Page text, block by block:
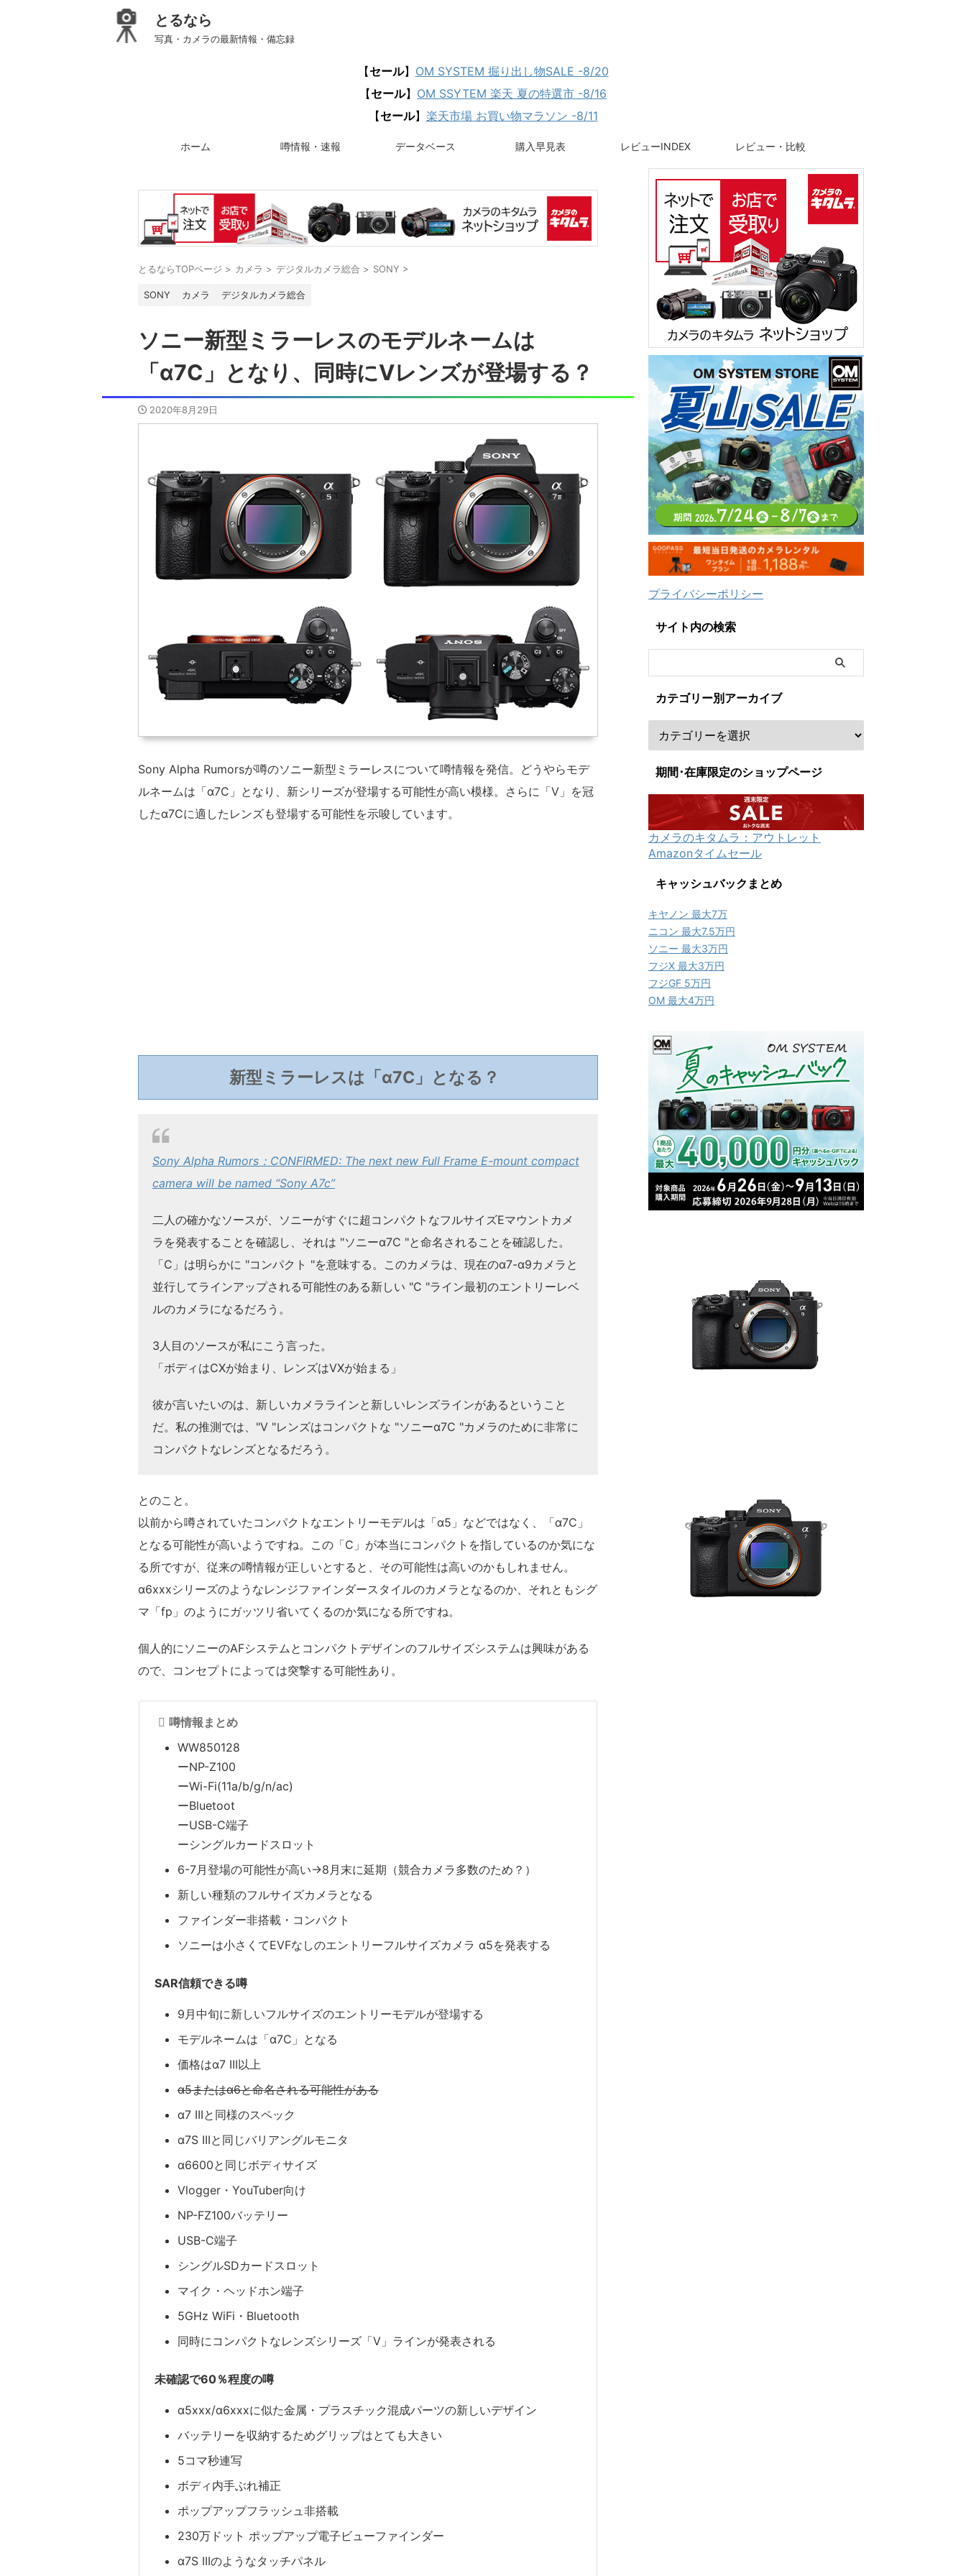
とるなら
写真・カメラの最新情報・備忘録
【セール】 OM SYSTEM 掘り出し物SALE -8/20
【セール】 OM SSYTEM 楽天 夏の特選市 -8/16
【セール】 楽天市場 お買い物マラソン -8/11
ホーム 噂情報・速報 データベース 購入早見表 レビューINDEX レビュー・比較
とるならTOPページ > カメラ > デジタルカメラ総合 > SONY >
SONY カメラ デジタルカメラ総合
ソニー新型ミラーレスのモデルネームは
「α7C」となり、同時にVレンズが登場する？
2020年8月29日
Sony Alpha Rumorsが噂のソニー新型ミラーレスについて噂情報を発信。どうやらモデ
ルネームは「α7C」となり、新シリーズが登場する可能性が高い模様。さらに「V」を冠
したα7Cに適したレンズも登場する可能性を示唆しています。
新型ミラーレスは「α7C」となる？
Sony Alpha Rumors：CONFIRMED: The next new Full Frame E-mount compact
camera will be named “Sony A7c”
二人の確かなソースが、ソニーがすぐに超コンパクトなフルサイズEマウントカメ
ラを発表することを確認し、それは "ソニーα7C "と命名されることを確認した。
「C」は明らかに "コンパクト "を意味する。このカメラは、現在のα7-α9カメラと
並行してラインアップされる可能性のある新しい "C "ライン最初のエントリーレベ
ルのカメラになるだろう。
3人目のソースが私にこう言った。
「ボディはCXが始まり、レンズはVXが始まる」
彼が言いたいのは、新しいカメララインと新しいレンズラインがあるということ
だ。私の推測では、"V "レンズはコンパクトな "ソニーα7C "カメラのために非常に
コンパクトなレンズとなるだろう。
とのこと。
以前から噂されていたコンパクトなエントリーモデルは「α5」などではなく、「α7C」
となる可能性が高いようですね。この「C」が本当にコンパクトを指しているのか気にな
る所ですが、従来の噂情報が正しいとすると、その可能性は高いのかもしれません。
α6xxxシリーズのようなレンジファインダースタイルのカメラとなるのか、それともシグ
マ「fp」のようにガッツリ省いてくるのか気になる所ですね。
個人的にソニーのAFシステムとコンパクトデザインのフルサイズシステムは興味がある
ので、コンセプトによっては突撃する可能性あり。
噂情報まとめ
WW850128
ーNP-Z100
ーWi-Fi(11a/b/g/n/ac)
ーBluetoot
ーUSB-C端子
ーシングルカードスロット
6-7月登場の可能性が高い→8月末に延期（競合カメラ多数のため？）
新しい種類のフルサイズカメラとなる
ファインダー非搭載・コンパクト
ソニーは小さくてEVFなしのエントリーフルサイズカメラ α5を発表する
SAR信頼できる噂
9月中旬に新しいフルサイズのエントリーモデルが登場する
モデルネームは「α7C」となる
価格はα7 III以上
α5またはα6と命名される可能性がある
α7 IIIと同様のスペック
α7S IIIと同じバリアングルモニタ
α6600と同じボディサイズ
Vlogger・YouTuber向け
NP-FZ100バッテリー
USB-C端子
シングルSDカードスロット
マイク・ヘッドホン端子
5GHz WiFi・Bluetooth
同時にコンパクトなレンズシリーズ「V」ラインが発表される
未確認で60％程度の噂
α5xxx/α6xxxに似た金属・プラスチック混成パーツの新しいデザイン
バッテリーを収納するためグリップはとても大きい
5コマ秒連写
ボディ内手ぶれ補正
ポップアップフラッシュ非搭載
230万ドット ポップアップ電子ビューファインダー
α7S IIIのようなタッチパネル
プライバシーポリシー
サイト内の検索
カテゴリー別アーカイブ
期間･在庫限定のショップページ
カメラのキタムラ：アウトレット
Amazonタイムセール
キャッシュバックまとめ
キヤノン 最大7万
ニコン 最大7.5万円
ソニー 最大3万円
フジX 最大3万円
フジGF 5万円
OM 最大4万円